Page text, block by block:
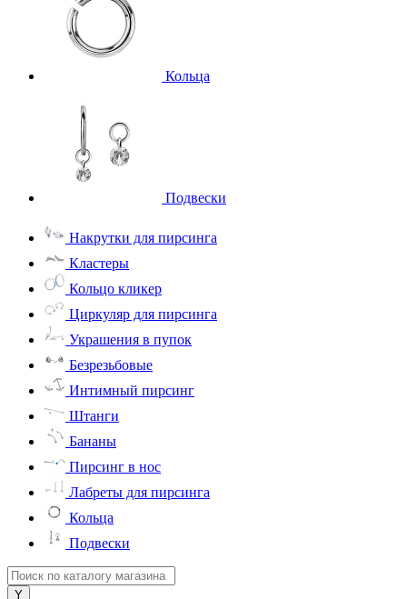
Кольца
Подвески
Накрутки для пирсинга
Кластеры
Кольцо кликер
Циркуляр для пирсинга
Украшения в пупок
Безрезьбовые
Интимный пирсинг
Штанги
Бананы
Пирсинг в нос
Лабреты для пирсинга
Кольца
Подвески